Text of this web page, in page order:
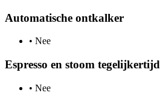
Automatische ontkalker
• Nee
Espresso en stoom tegelijkertijd
• Nee